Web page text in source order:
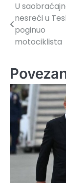
članaka
U
nesreći u
poginuo
motociklista